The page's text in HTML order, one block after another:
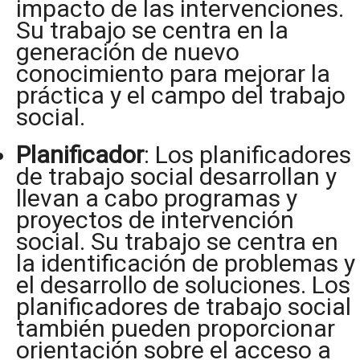
impacto de las intervenciones.
Su trabajo se centra en la
generación de nuevo
conocimiento para mejorar la
práctica y el campo del trabajo
social.
Planificador: Los planificadores
de trabajo social desarrollan y
llevan a cabo programas y
proyectos de intervención
social. Su trabajo se centra en
la identificación de problemas y
el desarrollo de soluciones. Los
planificadores de trabajo social
también pueden proporcionar
orientación sobre el acceso a